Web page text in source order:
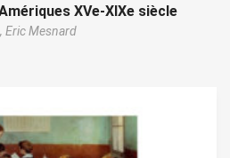
XVe-XIXe siècle
Eric Mesnard